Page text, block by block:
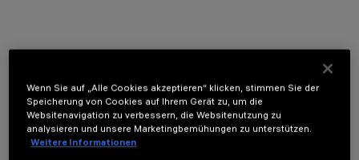
TECHNISCHE DATEN
LETZTES UPDATE: 05.08.2026
Wenn Sie auf „Alle Cookies akzeptieren“ klicken, stimmen Sie der
Speicherung von Cookies auf Ihrem Gerät zu, um die
Websitenavigation zu verbessern, die Websitenutzung zu
analysieren und unsere Marketingbemühungen zu unterstützen.
Weitere Informationen